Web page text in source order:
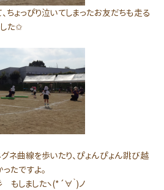
ちょっぴり泣いてしまったお友だちも走る
した✩
ネ曲線を歩いたり、ぴょんぴょん跳び越
たですよ。
もしましたヽ(*´∀｀)ノ